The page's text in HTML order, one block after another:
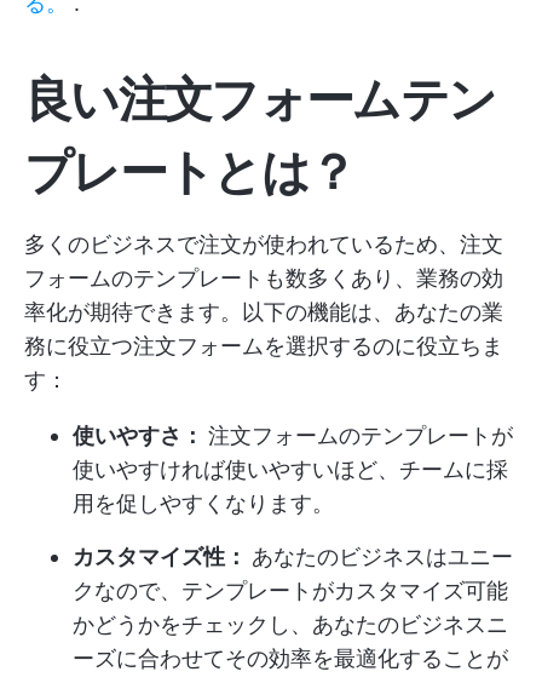
良い注文フォームテン
プレートとは？
多くのビジネスで注文が使われているため、注文
フォームのテンプレートも数多くあり、業務の効
率化が期待できます。以下の機能は、あなたの業
務に役立つ注文フォームを選択するのに役立ちま
す：
使いやすさ： 注文フォームのテンプレートが
使いやすければ使いやすいほど、チームに採
用を促しやすくなります。
カスタマイズ性： あなたのビジネスはユニー
クなので、テンプレートがカスタマイズ可能
かどうかをチェックし、あなたのビジネスニ
ーズに合わせてその効率を最適化することが